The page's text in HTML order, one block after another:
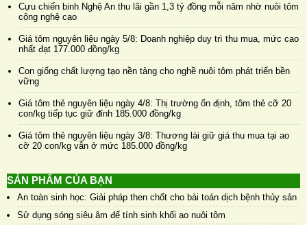
Cựu chiến binh Nghệ An thu lãi gần 1,3 tỷ đồng mỗi năm nhờ nuôi tôm
công nghệ cao
Giá tôm nguyên liệu ngày 5/8: Doanh nghiệp duy trì thu mua, mức cao
nhất đạt 177.000 đồng/kg
Con giống chất lượng tạo nền tảng cho nghề nuôi tôm phát triển bền
vững
Giá tôm thẻ nguyên liệu ngày 4/8: Thị trường ổn định, tôm thẻ cỡ 20
con/kg tiếp tục giữ đỉnh 185.000 đồng/kg
Giá tôm thẻ nguyên liệu ngày 3/8: Thương lái giữ giá thu mua tại ao
cỡ 20 con/kg vẫn ở mức 185.000 đồng/kg
SẢN PHẨM CỦA BẠN
An toàn sinh học: Giải pháp then chốt cho bài toán dịch bệnh thủy sản
Sử dụng sóng siêu âm để tính sinh khối ao nuôi tôm